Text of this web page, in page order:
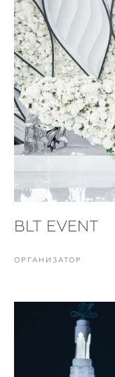
BLT EVENT
ОРГАНИЗАТОР